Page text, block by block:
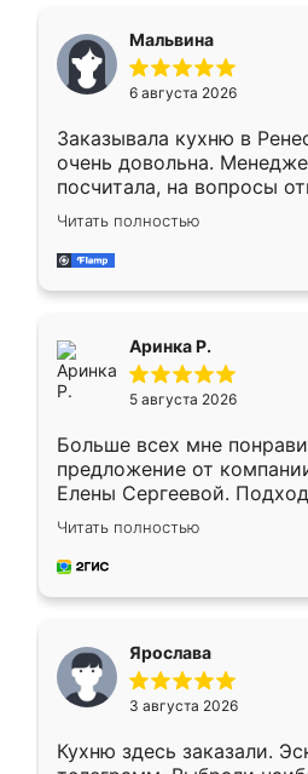
Мальвина
6 августа 2026
Заказывала кухню в
очень довольна.
посчитала, на вопросы
Замерщик приехал в
делу со всей
за день, ребята работали
Читать полностью
Аринка Р.
5 августа 2026
Больше всех мне
предложение от
Елены Сергеевой.
короткие сроки
для замера сотрудник
предложил по моему
Читать полностью
Ярослава
3 августа 2026
Кухню здесь заказали.